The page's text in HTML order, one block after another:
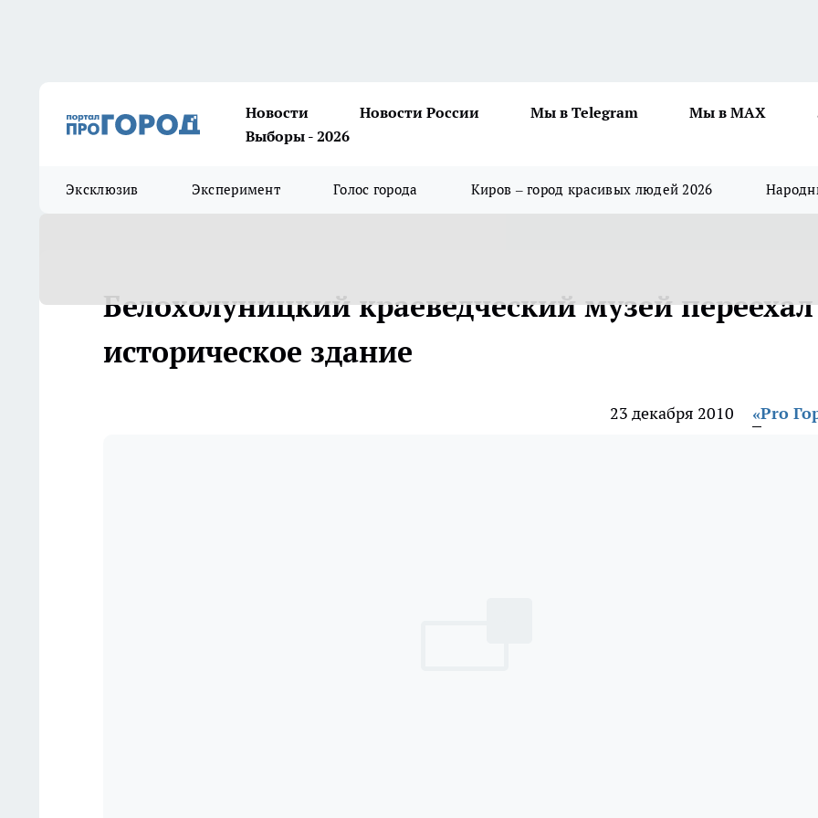
Новости Новости России Мы в Telegram Мы в MAX
Выборы - 2026
Эксклюзив Эксперимент Голос города Киров – город красивых людей 2026
Белохолуницкий краеведческий музей
историческое здание
23 декабря 2010 «Pro